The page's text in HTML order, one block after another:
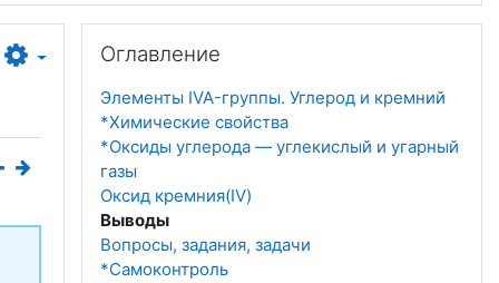
Оглавление
Элементы IVA-группы. Углерод и кремний
*Химические свойства
*Оксиды углерода — углекислый и угарный
газы
Оксид кремния(IV)
Выводы
Вопросы, задания, задачи
*Самоконтроль